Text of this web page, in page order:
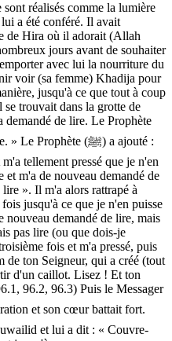
réalisés comme la lumière
a été conféré. Il avait
de Hira où il adorait (Allah
jours avant de souhaiter
avec lui la nourriture du
voir (sa femme) Khadija pour
jusqu'à ce que tout à coup
trouvait dans la grotte de
de lire. Le Prophète
tellement pressé que je n'en
m'a de nouveau demandé de
». Il m'a alors rattrapé à
jusqu'à ce que je n'en puisse
nouveau demandé de lire, mais
pas lire (ou que dois-je
fois et m'a pressé, puis
de ton Seigneur, qui a créé (tout
d'un caillot. Lisez ! Et ton
96.2, 96.3) Puis le Messager
et lui a dit : « Couvre-